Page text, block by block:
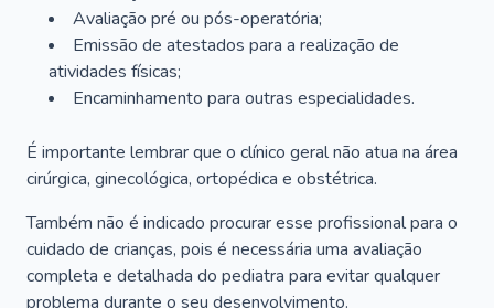
Avaliação pré ou pós-operatória;
Emissão de atestados para a realização de
atividades físicas;
Encaminhamento para outras especialidades.
É importante lembrar que o clínico geral não atua na área
cirúrgica, ginecológica, ortopédica e obstétrica.
Também não é indicado procurar esse profissional para o
cuidado de crianças, pois é necessária uma avaliação
completa e detalhada do pediatra para evitar qualquer
problema durante o seu desenvolvimento.